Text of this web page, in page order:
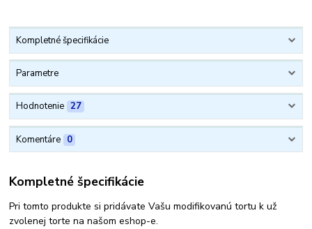
Kompletné špecifikácie
Parametre
Hodnotenie 27
Komentáre 0
Kompletné špecifikácie
Pri tomto produkte si pridávate Vašu modifikovanú tortu k už
zvolenej torte na našom eshop-e.